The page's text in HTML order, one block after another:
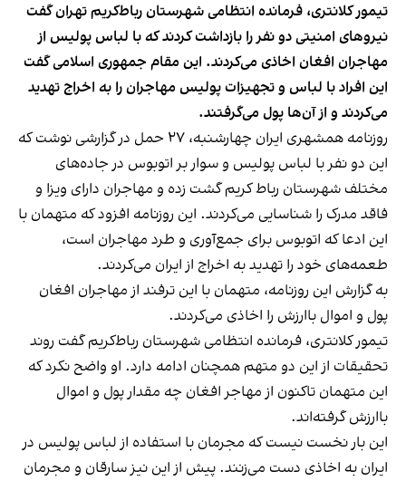
تیمور کلانتری، فرمانده انتظامی شهرستان رباط‌کریم تهران گفت
نیروهای امنیتی دو نفر را بازداشت کردند که با لباس پولیس از
مهاجران افغان اخاذی می‌کردند. این مقام جمهوری اسلامی گفت
این افراد با لباس و تجهیزات پولیس مهاجران را به اخراج تهدید
می‌کردند و از آن‌ها پول می‌گرفتند.
روزنامه همشهری ایران چهارشنبه، ۲۷ حمل در گزارشی نوشت که
این دو نفر با لباس پولیس و سوار بر اتوبوس در جاده‌های
مختلف شهرستان رباط کریم گشت زده و مهاجران دارای ویزا و
فاقد مدرک را شناسایی می‌کردند. این روزنامه افزود که متهمان با
این ادعا که اتوبوس برای جمع‌آوری و طرد مهاجران است،
طعمه‌های خود را تهدید به اخراج از ایران می‌کردند.
به گزارش این روزنامه، متهمان با این ترفند از مهاجران افغان
پول و اموال باارزش را اخاذی می‌کردند.
تیمور کلانتری، فرمانده انتظامی شهرستان رباط‌کریم گفت روند
تحقیقات از این دو متهم همچنان ادامه دارد. او واضح نکرد که
این متهمان تاکنون از مهاجر افغان چه مقدار پول و اموال
باارزش گرفته‌اند.
این بار نخست نیست که مجرمان با استفاده از لباس پولیس در
ایران به اخاذی دست می‌زنند. پیش از این نیز سارقان و مجرمان